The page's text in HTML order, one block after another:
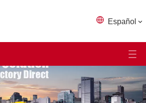
Español